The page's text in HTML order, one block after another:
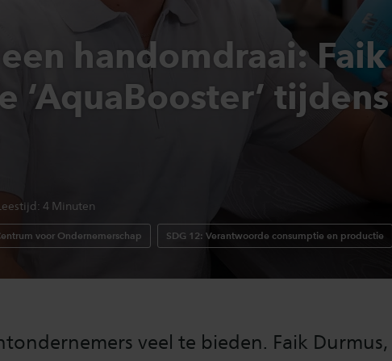
handomdraai: Faik
‘AquaBooster’ tijdens
4 Minuten
voor Ondernemerschap SDG 12: Verantwoorde consumptie en productie
veel te bieden. Faik Durmus,